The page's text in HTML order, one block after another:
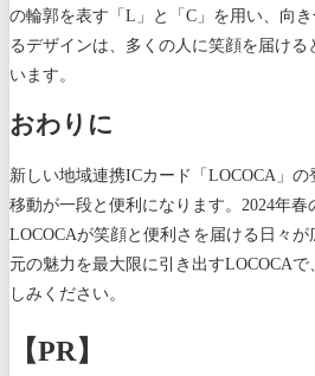
の輪郭を表す「L」と「C」を用い、向
るデザインは、多くの人に笑顔を届ける
います。
おわりに
新しい地域連携ICカード「LOCOCA」
移動が一段と便利になります。2024年春
LOCOCAが笑顔と便利さを届ける日々
元の魅力を最大限に引き出すLOCOCA
しみください。
【PR】